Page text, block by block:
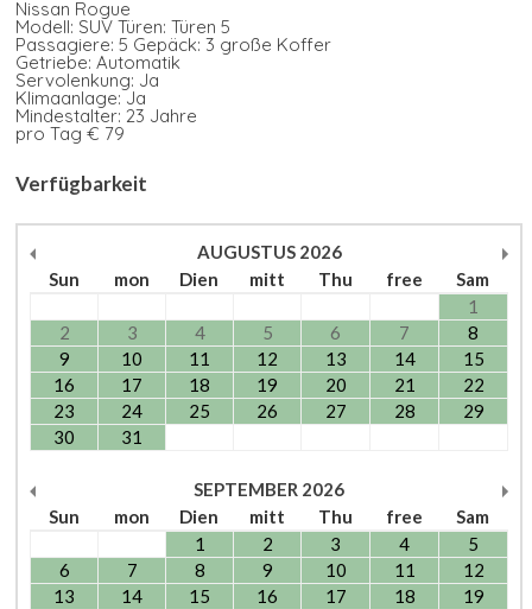
Nissan Rogue
Modell: SUV Türen: Türen 5
Passagiere: 5 Gepäck: 3 große Koffer
Getriebe: Automatik
Servolenkung: Ja
Klimaanlage: Ja
Mindestalter: 23 Jahre
pro Tag € 79
Verfügbarkeit
AUGUSTUS 2026
Sun
mon Dien mitt Thu free
Sam
1
2
3 4 5 6 7
8
9
10 11 12 13 14
15
16
17 18 19 20 21
22
23
24 25 26 27 28
29
30
31
SEPTEMBER 2026
Sun
mon Dien mitt Thu free
Sam
1
2 3 4
5
6
7 8 9 10 11
12
13
14 15 16 17 18
19